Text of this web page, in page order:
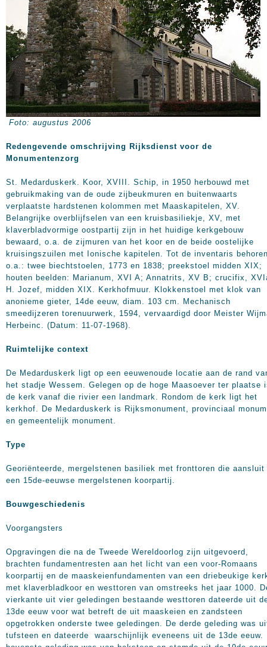
Foto: augustus 2006
Redengevende omschrijving Rijksdienst voor de
Monumentenzorg
St. Medarduskerk. Koor, XVIII. Schip, in 1950 herbouwd met
gebruikmaking van de oude zijbeukmuren en buitenwaarts
verplaatste hardstenen kolommen met Maaskapitelen, XV.
Belangrijke overblijfselen van een kruisbasiliekje, XV, met
klaverbladvormige oostpartij zijn in het huidige kerkgebouw
bewaard, o.a. de zijmuren van het koor en de beide oostelijke
kruisingszuilen met Ionische kapitelen. Tot de inventaris
o.a.: twee biechtstoelen, 1773 en 1838; preekstoel midden XIX;
houten beelden: Marianum, XVI A; Annatrits, XV B; crucifix,
H. Jozef, midden XIX. Kerkhofmuur. Klokkenstoel met klok van
anonieme gieter, 14de eeuw, diam. 103 cm. Mechanisch
smeedijzeren torenuurwerk, 1594, vervaardigd door Meister
Herbeinc. (Datum: 11-07-1968).
Ruimtelijke context
De Medarduskerk ligt op een eeuwenoude locatie aan de rand
het stadje Wessem. Gelegen op de hoge Maasoever ter plaatse
de kerk vanaf die rivier een landmark. Rondom de kerk ligt het
kerkhof. De Medarduskerk is Rijksmonument, provinciaal
en gemeentelijk monument.
Type
Georiënteerde, mergelstenen basiliek met fronttoren die aansluit
een 15de-eeuwse mergelstenen koorpartij.
Bouwgeschiedenis
Voorgangsters
Opgravingen die na de Tweede Wereldoorlog zijn uitgevoerd,
brachten fundamentresten aan het licht van een voor-Romaans
koorpartij en de maaskeienfundamenten van een driebeukige
met klaverbladkoor en westtoren van omstreeks het jaar 1000.
vierkante uit vier geledingen bestaande westtoren dateerde uit
13de eeuw voor wat betreft de uit maaskeien en zandsteen
opgetrokken onderste twee geledingen. De derde geleding was
tufsteen en dateerde waarschijnlijk eveneens uit de 13de eeuw.